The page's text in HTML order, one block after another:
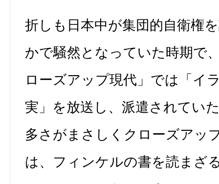
折しも日本中が集団的自衛権
かで騒然となっていた時期で
ローズアップ現代」では「イ
実」を放送し、派遣されてい
多さがまさしくクローズアッ
は、フィンケルの書を読まざ